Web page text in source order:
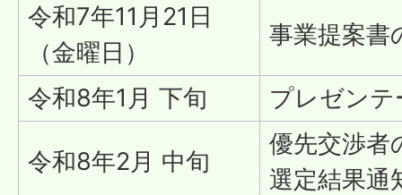
令和7年11月21日
（金曜日）
事業提案書
令和8年1月 下旬 プレゼン
令和8年2月 中旬
優先交渉者
選定結果通